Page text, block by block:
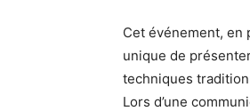
Cet événement, en
unique de
techniques
Lors d’une